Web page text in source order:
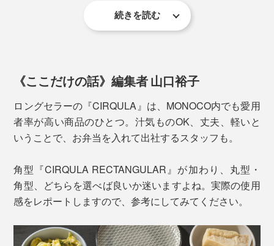
フタにタブがついているので、少ない力で、簡単に開閉
できるのも魅力。フタは透明で中が見えるため、使いや
下ごしらえ、調理、食事、保存まで、容器１つで完結。
移し替え不要だから、洗いものが減って、家事の時短に
【1000ml】 縦16.2×横21.2×深さ6.1cm
食べ盛りのお弁当や、デザート作りに
【2000ml】 縦19.8×横24.9×深さ7cm
パーティーにも。
本品角型500mlは、ご飯なら1.５杯分が入る大きさ。小
続きを読む
《ここだけの話》編集者 山口裕子
ロングセラーの『CIRQULA』は、MONOCO内でも愛用
者率が高い商品のひとつ。汁気ものOK、丈夫、軽いと
いうことで、お弁当を入れて出社するスタッフも。
角型『CIRQULA RECTANGULAR』が加わり、丸型・
角型、どちらを選べば良いか迷いますよね。実際の使用
感をレポートしますので、参考にしてみてください。